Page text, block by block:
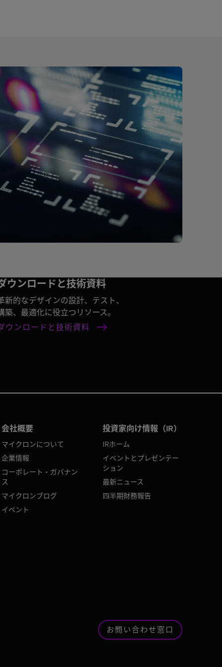
ウンロードと技術資料
新的なデザインの設計、テスト、
築、最適化に役立つリソース。
ウンロードと技術資料
会社概要
マイクロンについて
企業情報
コーポレート・ガバナン
ス
マイクロンブログ
イベント
投資家向け情報（IR）
IRホーム
イベントとプレゼンテー
ション
最新ニュース
四半期財務報告
お問い合わせ窓口